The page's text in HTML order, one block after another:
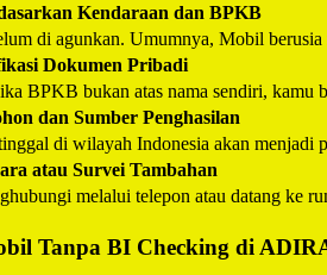
Kendaraan dan BPKB
di agunkan. Umumnya, Mobil
Dokumen Pribadi
bukan atas nama sendiri, kamu
dan Sumber Penghasilan
di wilayah Indonesia akan menjadi
atau Survei Tambahan
melalui telepon atau datang ke
Tanpa BI Checking di